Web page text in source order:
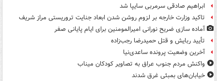
ابراهیم صادقی سرمربی سایپا شد
تاکید وزارت خارجه بر لزوم روشن شدن ابعاد جنایت تروریستی مراز شریف
آماده سازی ضریح نورانی امیرالمومنین برای ایام پایانی صفر
تأیید ربایش و قتل حمیدرضا رجب‌زاده
آخرین وضعیت پرونده ساعدی‌نیا
واکنش مردم جنوب عراق به تصاویر کودکان میناب
خیابان‌های بمبئی غرق شدند